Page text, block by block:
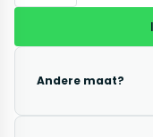
Andere maat?